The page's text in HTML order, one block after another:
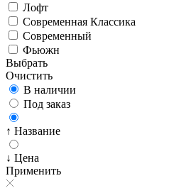
Лофт
Современная Классика
Современный
Фьюжн
Выбрать
Очистить
В наличии
Под заказ
↑ Название
↓ Цена
Применить